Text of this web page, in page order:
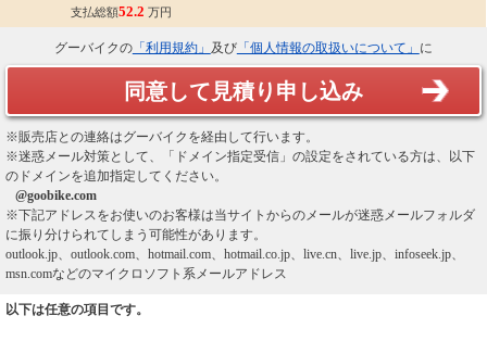
支払総額52.2 万円
グーバイクの「利用規約」 及び「個人情報の取扱いについて」 に
同意して見積り申し込み
※販売店との連絡はグーバイクを経由して行います。
※迷惑メール対策として、「ドメイン指定受信」の設定をされている方は、以下
のドメインを追加指定してください。
@goobike.com
※下記アドレスをお使いのお客様は当サイトからのメールが迷惑メールフォルダ
に振り分けられてしまう可能性があります。
outlook.jp、outlook.com、hotmail.com、hotmail.co.jp、live.cn、live.jp、infoseek.jp、
msn.comなどのマイクロソフト系メールアドレス
以下は任意の項目です。